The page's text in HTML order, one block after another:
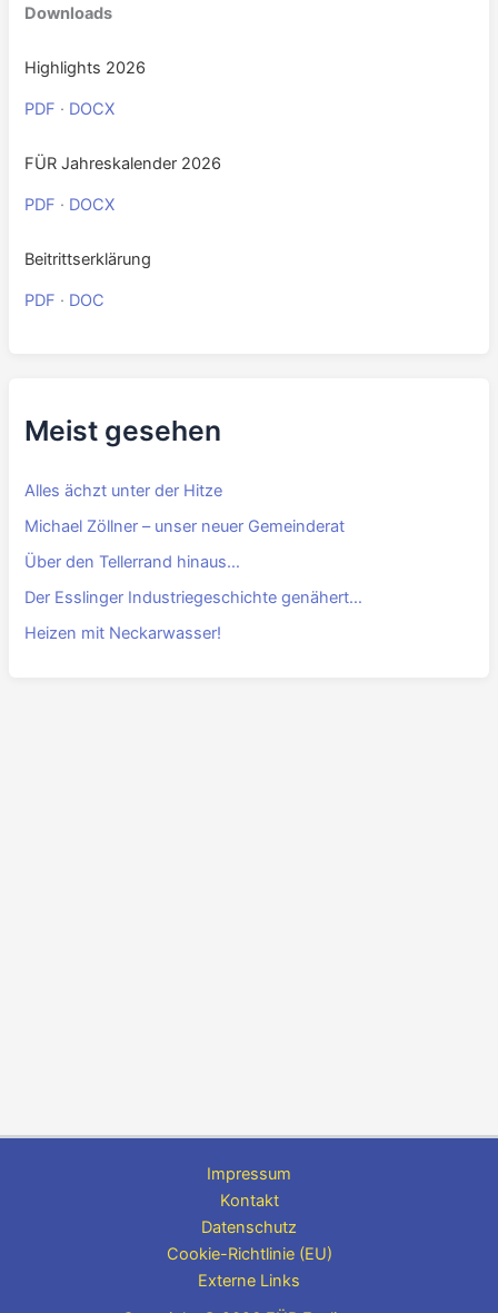
Downloads
Highlights 2026
PDF · DOCX
FÜR Jahreskalender 2026
PDF · DOCX
Beitrittserklärung
PDF · DOC
Meist gesehen
Alles ächzt unter der Hitze
Michael Zöllner – unser neuer Gemeinderat
Über den Tellerrand hinaus…
Der Esslinger Industriegeschichte genähert…
Heizen mit Neckarwasser!
Impressum
Kontakt
Datenschutz
Cookie-Richtlinie (EU)
Externe Links